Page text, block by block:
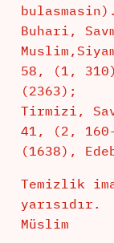
Buhari,
58, (1,
(2363);
Tirmizi,
41, (2,
(1638),
Temizlik
yarısıdır.
Müslim